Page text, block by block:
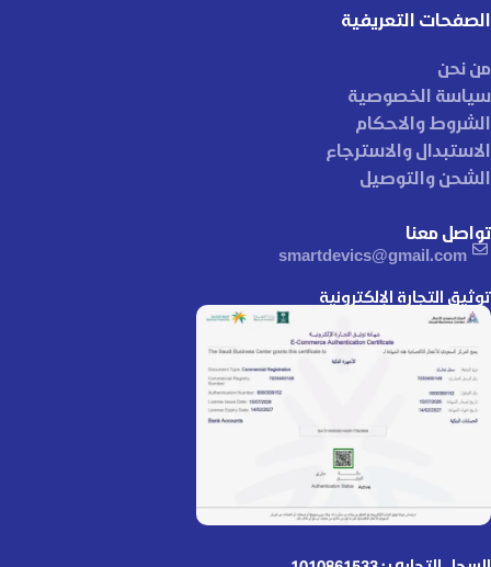
الصفحات التعريفية
من نحن
سياسة الخصوصية
الشروط والاحكام
الاستبدال والاسترجاع
الشحن والتوصيل
تواصل معنا
smartdevics@gmail.com
توثيق التجارة الإلكترونية